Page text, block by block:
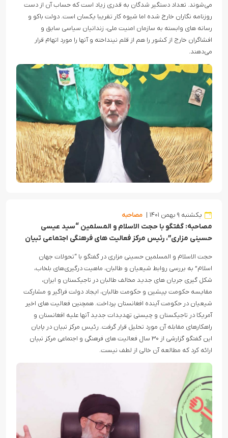
می‌شوند. تعداد دستگیر شدگان به قدری زیاد است که حساب آن از دست
روزنامه نگاران خارج شده اما شیوه کار تقریبا یکسان است. دولت باکو و
رسانه های وابسته به سازمان امنیت ملی، زندانیان سیاسی سابق و
افشاگران خارج از کشور را هم از قلم نینداخته و آنها را مورد اتهام قرار
می‌دهند.
یکشنبه ۹ بهمن ۱۴۰۱ مصاحبه
مصاحبه: گفتگو با حجت الاسلام و المسلمین “سید عیسی
حسینی مزاری”، رئیس مرکز فعالیت های فرهنگی اجتماعی تبیان
حجت الاسلام و المسلمین حسینی مزاری در گفتگو با “تحولات جهان
اسلام” به بررسی روابط شیعیان و طالبان، ماهیت درگیری‌های بلخاب،
شکل گیری جریان های جدید مخالف طالبان در تاجیکستان و ایران،
مقایسه حکومت پیشین و حکومت طالبان، ایجاد دولت فراگیر و مشارکت
شیعیان در حکومت آینده افغانستان پرداخت. همچنین فعالیت های اخیر
آمریکا در تاجیکستان و چیستی تهدیدات جدید آنها علیه افغانستان و
راهکارهای مقابله آن مورد تحلیل قرار گرفت. رئیس مرکز تبیان در پایان
این گفتگو گزارشی از ۳۰ سال فعالیت های فرهنگی و اجتماعی مرکز تبیان
ارائه کرد که مطالعه آن خالی از لطف نیست.